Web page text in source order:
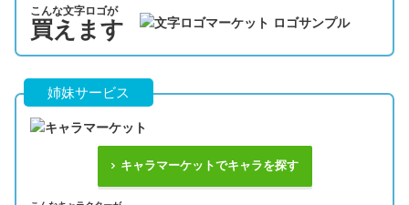
こんな文字ロゴが
買えます
姉妹サービス
キャラマーケットでキャラを探す